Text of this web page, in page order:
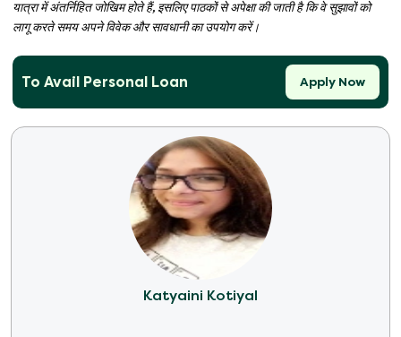
यात्रा में अंतर्निहित जोखिम होते हैं, इसलिए पाठकों से अपेक्षा की जाती है कि वे सुझावों को
लागू करते समय अपने विवेक और सावधानी का उपयोग करें।
To Avail Personal Loan Apply Now
Katyaini Kotiyal